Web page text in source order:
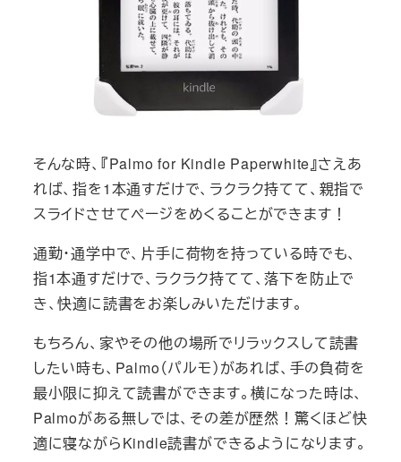
そんな時、『Palmo for Kindle Paperwhite』さえあ
れば、指を1本通すだけで、ラクラク持てて、親指で
スライドさせてページをめくることができます！
通勤・通学中で、片手に荷物を持っている時でも、
指1本通すだけで、ラクラク持てて、落下を防止で
き、快適に読書をお楽しみいただけます。
もちろん、家やその他の場所でリラックスして読書
したい時も、Palmo（パルモ）があれば、手の負荷を
最小限に抑えて読書ができます。横になった時は、
Palmoがある無しでは、その差が歴然！驚くほど快
適に寝ながらKindle読書ができるようになります。